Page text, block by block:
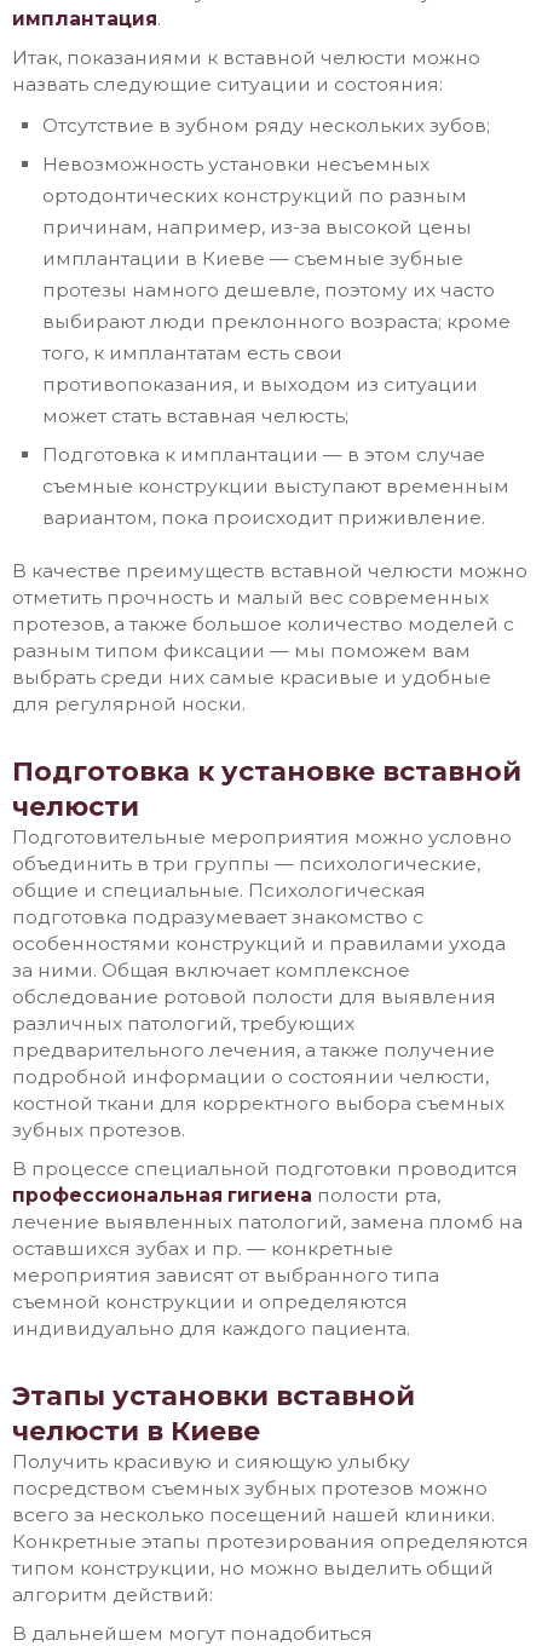
имплантация.
Итак, показаниями к вставной челюсти можно
назвать следующие ситуации и состояния:
Отсутствие в зубном ряду нескольких зубов;
Невозможность установки несъемных
ортодонтических конструкций по разным
причинам, например, из-за высокой цены
имплантации в Киеве — съемные зубные
протезы намного дешевле, поэтому их часто
выбирают люди преклонного возраста; кроме
того, к имплантатам есть свои
противопоказания, и выходом из ситуации
может стать вставная челюсть;
Подготовка к имплантации — в этом случае
съемные конструкции выступают временным
вариантом, пока происходит приживление.
В качестве преимуществ вставной челюсти можно
отметить прочность и малый вес современных
протезов, а также большое количество моделей с
разным типом фиксации — мы поможем вам
выбрать среди них самые красивые и удобные
для регулярной носки.
Подготовка к установке вставной
челюсти
Подготовительные мероприятия можно условно
объединить в три группы — психологические,
общие и специальные. Психологическая
подготовка подразумевает знакомство с
особенностями конструкций и правилами ухода
за ними. Общая включает комплексное
обследование ротовой полости для выявления
различных патологий, требующих
предварительного лечения, а также получение
подробной информации о состоянии челюсти,
костной ткани для корректного выбора съемных
зубных протезов.
В процессе специальной подготовки проводится
профессиональная гигиена полости рта,
лечение выявленных патологий, замена пломб на
оставшихся зубах и пр. — конкретные
мероприятия зависят от выбранного типа
съемной конструкции и определяются
индивидуально для каждого пациента.
Этапы установки вставной
челюсти в Киеве
Получить красивую и сияющую улыбку
посредством съемных зубных протезов можно
всего за несколько посещений нашей клиники.
Конкретные этапы протезирования определяются
типом конструкции, но можно выделить общий
алгоритм действий:
В дальнейшем могут понадобиться